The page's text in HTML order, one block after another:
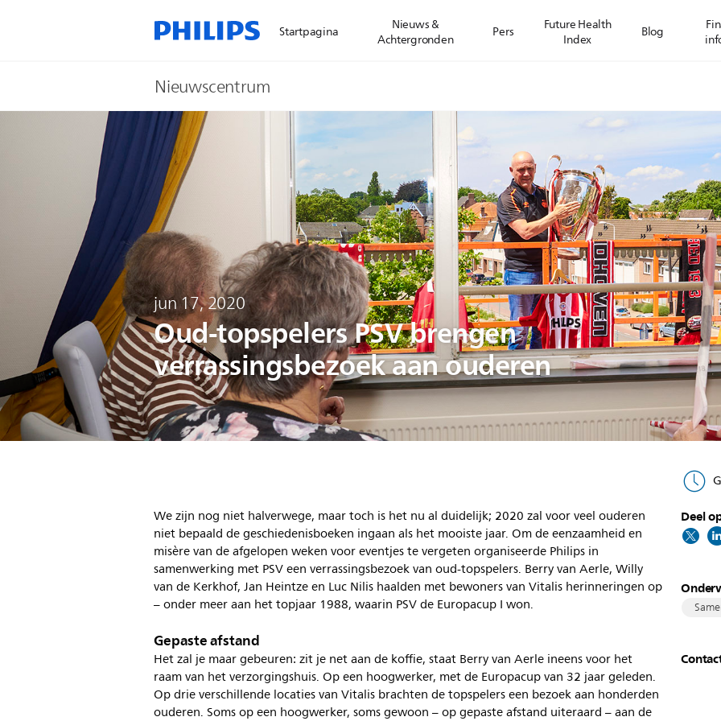
Startpagina
Nieuws &
Achtergronden
Pers
Future Health
Index
Blog
Nieuwscentrum
jun 17, 2020
Oud-topspelers PSV brengen
verrassingsbezoek aan ouderen
We zijn nog niet halverwege, maar toch is het nu al duidelijk; 2020 zal voor veel ouderen
niet bepaald de geschiedenisboeken ingaan als het mooiste jaar. Om de eenzaamheid en
misère van de afgelopen weken voor eventjes te vergeten organiseerde Philips in
samenwerking met PSV een verrassingsbezoek van oud-topspelers. Berry van Aerle, Willy
van de Kerkhof, Jan Heintze en Luc Nilis haalden met bewoners van Vitalis herinneringen op
– onder meer aan het topjaar 1988, waarin PSV de Europacup I won.
Gepaste afstand
Het zal je maar gebeuren: zit je net aan de koffie, staat Berry van Aerle ineens voor het
raam van het verzorgingshuis. Op een hoogwerker, met de Europacup van 32 jaar geleden.
Op drie verschillende locaties van Vitalis brachten de topspelers een bezoek aan honderden
ouderen. Soms op een hoogwerker, soms gewoon – op gepaste afstand uiteraard – aan de
Deel